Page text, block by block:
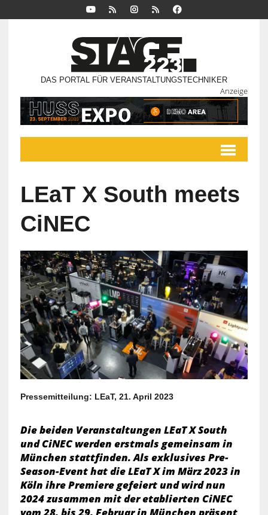
DAS PORTAL FÜR VERANSTALTUNGSTECHNIKER
Anzeige
LEaT X South meets
CiNEC
Pressemitteilung: LEaT, 21. April 2023
Die beiden Veranstaltungen LEaT X South
und CiNEC werden erstmals gemeinsam in
München stattfinden. Als exklusives Pre-
Season-Event hat die LEaT X im März 2023 in
Köln ihre Premiere gefeiert und wird nun
2024 zusammen mit der etablierten CiNEC
vom 28. bis 29. Februar in München präsent